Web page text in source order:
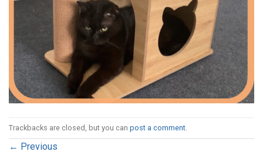
Trackbacks are closed, but you can post a comment
← Previous